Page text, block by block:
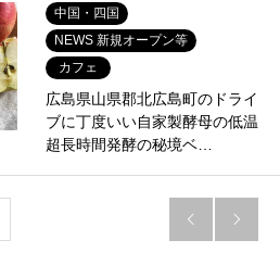
中国・四国
NEWS 新規オープン等
カフェ
広島県山県郡北広島町のドライ
ブに丁度いい自家製酵母の低温
超長時間発酵の秘境ベ…
 